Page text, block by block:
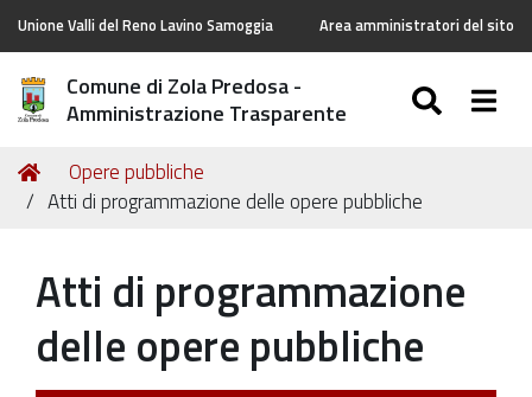
Unione Valli del Reno Lavino Samoggia Area amministratori del sito
Comune di Zola Predosa -
Amministrazione Trasparente
Tu
sei
Home
Opere pubbliche
Atti di programmazione delle opere pubbliche
Atti di programmazione
delle opere pubbliche